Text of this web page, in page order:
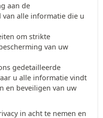
aan de
alle informatie die u
om strikte
van uw
gedetailleerde
u alle informatie vindt
en beveiligen van uw
in acht te nemen en